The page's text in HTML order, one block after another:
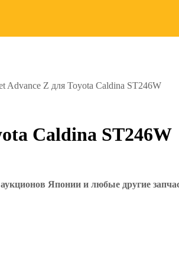
Advance Z для Toyota Caldina ST246W
Caldina ST246W
Японии и любые другие